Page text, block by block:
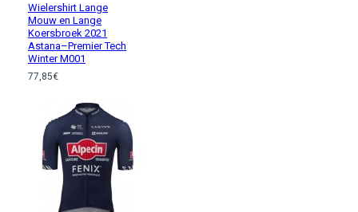
Wielershirt Lange
Mouw en Lange
Koersbroek 2021
Astana–Premier Tech
Winter M001
77,85€